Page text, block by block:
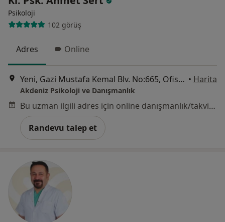
Psikoloji
102 görüş
Adres Online
Yeni, Gazi Mustafa Kemal Blv. No:665, Ofisium İş Merkezi, Kat:1 No:4, Mersin • Harita
Akdeniz Psikoloji ve Danışmanlık
Bu uzman ilgili adres için online danışmanlık/takvim sunmuyor.
Randevu talep et